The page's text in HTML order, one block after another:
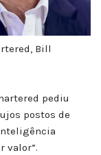
Bill
pediu
postos de
valor”.